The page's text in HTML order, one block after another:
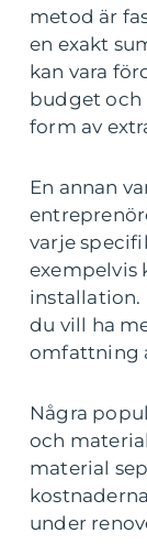
metod är
en exakt
kan vara
budget och
form av
En annan
varje
exempelvis
installation.
du vill ha
omfattning
Några
och
material
under